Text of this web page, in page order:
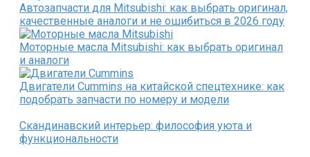
Автозапчасти для Mitsubishi: как выбрать оригинал,
качественные аналоги и не ошибиться в 2026 году
Моторные масла Mitsubishi: как выбрать оригинал
и аналоги
Двигатели Cummins на китайской спецтехнике: как
подобрать запчасти по номеру и модели
Скандинавский интерьер: философия уюта и
функциональности